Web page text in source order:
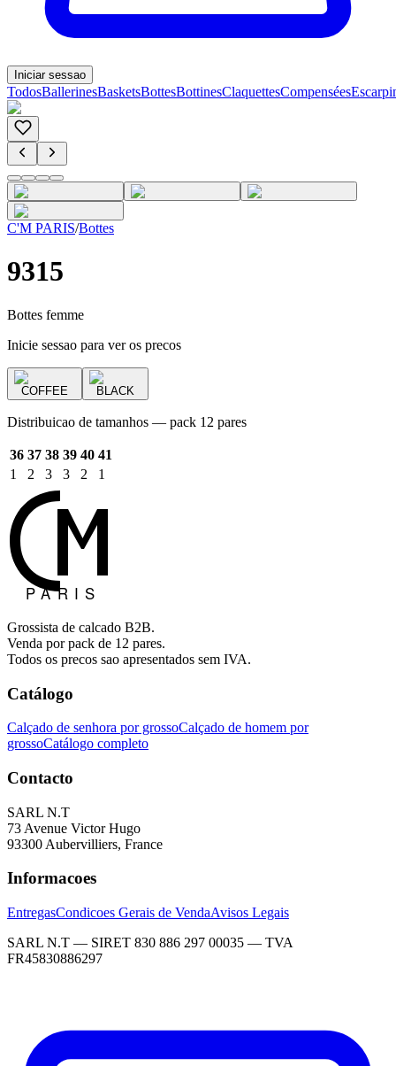
Iniciar sessao
TodosBallerinesBasketsBottesBottinesClaquettesCompensées
C'M PARIS/Bottes
9315
Bottes femme
Inicie sessao para ver os precos
COFFEE BLACK
Distribuicao de tamanhos — pack 12 pares
36 37 38 39 40 41
1
2 3 3 2 1
Grossista de calcado B2B.
Venda por pack de 12 pares.
Todos os precos sao apresentados sem IVA.
Catálogo
Calçado de senhora por grossoCalçado de homem por
grossoCatálogo completo
Contacto
SARL N.T
73 Avenue Victor Hugo
93300 Aubervilliers, France
Informacoes
EntregasCondicoes Gerais de VendaAvisos Legais
SARL N.T — SIRET 830 886 297 00035 — TVA
FR45830886297